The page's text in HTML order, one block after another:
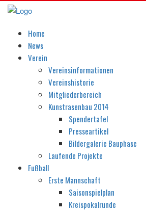
Home
News
Verein
Vereinsinformationen
Vereinshistorie
Mitgliederbereich
Kunstrasenbau 2014
Spendertafel
Presseartikel
Bildergalerie Bauphase
Laufende Projekte
Fußball
Erste Mannschaft
Saisonspielplan
Kreispokalrunde